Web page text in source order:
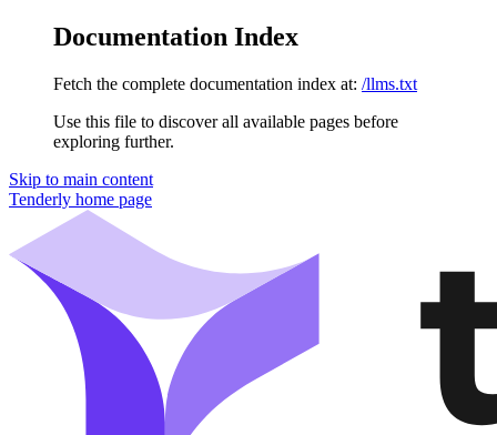
Documentation Index
Fetch the complete documentation index at: /llms.txt
Use this file to discover all available pages before
exploring further.
Skip to main content
Tenderly home page